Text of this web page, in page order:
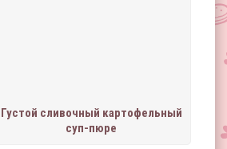
Густой сливочный картофельный
суп-пюре